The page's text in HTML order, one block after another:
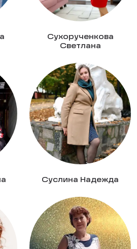
Сухорученкова
Светлана
Суслина Надежда